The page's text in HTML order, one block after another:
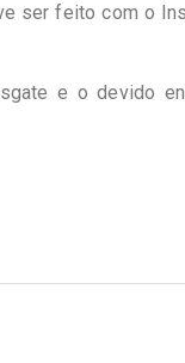
ser feito com o
e o devido